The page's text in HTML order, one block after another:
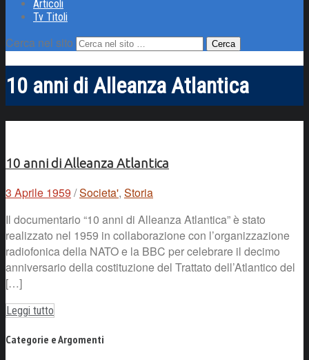
Articoli
Tv Titoli
Cerca nel sito
10 anni di Alleanza Atlantica
10 anni di Alleanza Atlantica
3 Aprile 1959 /Societa', Storia
Il documentario “10 anni di Alleanza Atlantica” è stato
realizzato nel 1959 in collaborazione con l’organizzazione
radiofonica della NATO e la BBC per celebrare il decimo
anniversario della costituzione del Trattato dell’Atlantico del
[…]
Leggi tutto
Categorie e Argomenti